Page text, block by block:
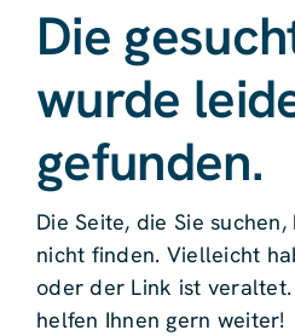
Die
wurde
gefunden.
Die Seite, die Sie
nicht finden. Vielleicht
oder der Link ist veraltet.
helfen Ihnen gern weiter!